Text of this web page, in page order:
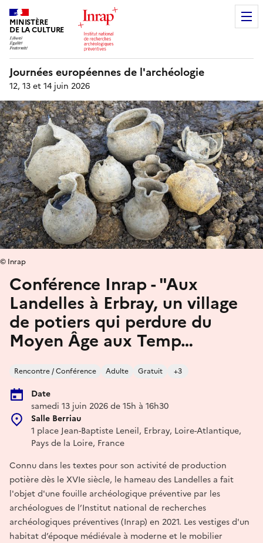
MINISTÈRE
DE LA CULTURE
Journées européennes de l'archéologie
12, 13 et 14 juin 2026
Conférence Inrap - "Aux
Landelles à Erbray, un village
de potiers qui perdure du
Moyen Âge aux Temp…
Rencontre / Conférence Adulte Gratuit +3
Date
samedi 13 juin 2026 de 15h à 16h30
Salle Berriau
1 place Jean-Baptiste Leneil, Erbray, Loire-Atlantique,
Pays de la Loire, France
© Inrap
Connu dans les textes pour son activité de production
potière dès le XVIe siècle, le hameau des Landelles a fait
l'objet d'une fouille archéologique préventive par les
archéologues de l’Institut national de recherches
archéologiques préventives (Inrap) en 2021. Les vestiges d'un
habitat d’époque médiévale à moderne et le mobilier